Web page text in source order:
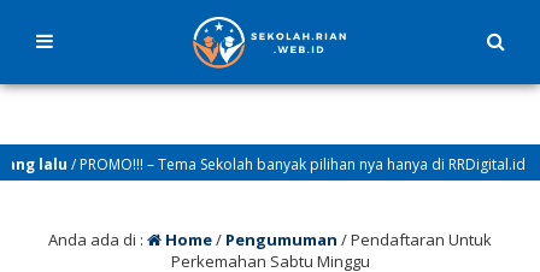
lalu / PROMO!!! – Tema Sekolah banyak pilihan nya hanya di RRDigital.id
Anda ada di : Home/ Pengumuman /Pendaftaran Untuk
Perkemahan Sabtu Minggu